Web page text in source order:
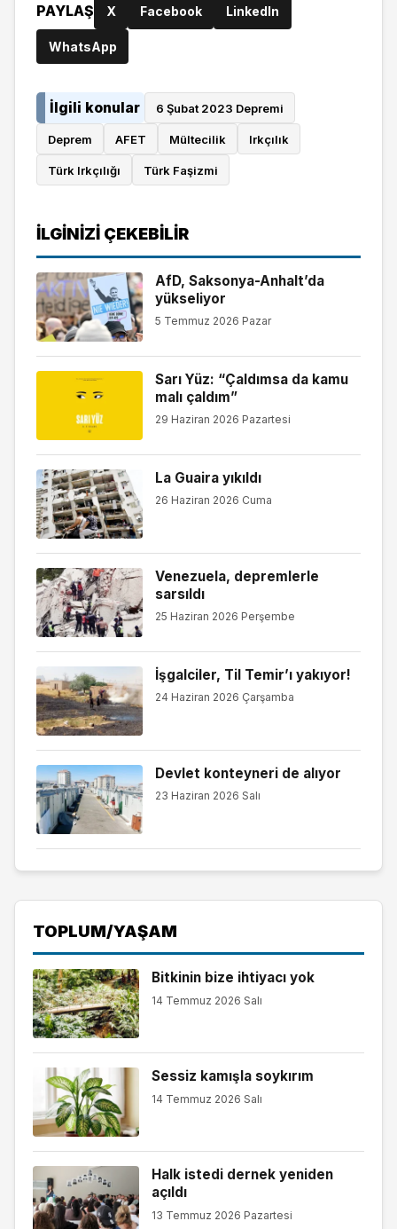
PAYLAŞ X Facebook LinkedIn
WhatsApp
İlgili konular 6 Şubat 2023 Depremi
Deprem AFET Mültecilik Irkçılık
Türk Irkçılığı Türk Faşizmi
İLGINIZI ÇEKEBILIR
AfD, Saksonya-Anhalt’da
yükseliyor
5 Temmuz 2026 Pazar
Sarı Yüz: “Çaldımsa da kamu
malı çaldım”
29 Haziran 2026 Pazartesi
La Guaira yıkıldı
26 Haziran 2026 Cuma
Venezuela, depremlerle
sarsıldı
25 Haziran 2026 Perşembe
İşgalciler, Til Temir’ı yakıyor!
24 Haziran 2026 Çarşamba
Devlet konteyneri de alıyor
23 Haziran 2026 Salı
TOPLUM/YAŞAM
Bitkinin bize ihtiyacı yok
14 Temmuz 2026 Salı
Sessiz kamışla soykırım
14 Temmuz 2026 Salı
Halk istedi dernek yeniden
açıldı
13 Temmuz 2026 Pazartesi